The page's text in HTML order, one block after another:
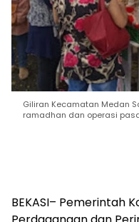
Giliran Kecamatan Medan
ramadhan dan operasi
BEKASI– Pemerintah